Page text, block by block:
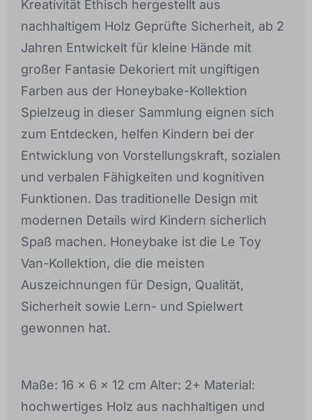
Kreativität Ethisch hergestellt aus
nachhaltigem Holz Geprüfte Sicherheit, ab 2
Jahren Entwickelt für kleine Hände mit
großer Fantasie Dekoriert mit ungiftigen
Farben aus der Honeybake-Kollektion
Spielzeug in dieser Sammlung eignen sich
zum Entdecken, helfen Kindern bei der
Entwicklung von Vorstellungskraft, sozialen
und verbalen Fähigkeiten und kognitiven
Funktionen. Das traditionelle Design mit
modernen Details wird Kindern sicherlich
Spaß machen. Honeybake ist die Le Toy
Van-Kollektion, die die meisten
Auszeichnungen für Design, Qualität,
Sicherheit sowie Lern- und Spielwert
gewonnen hat.
Maße: 16 x 6 x 12 cm Alter: 2+ Material:
hochwertiges Holz aus nachhaltigen und